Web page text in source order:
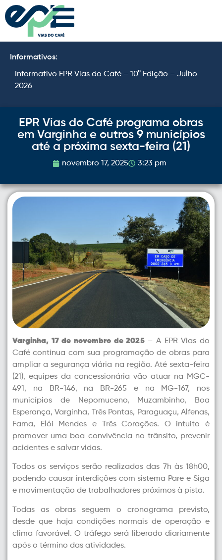
Informativos:
Informativo EPR Vias do Café – 10° Edição – Julho
2026
EPR Vias do Café programa obras
em Varginha e outros 9 municípios
até a próxima sexta-feira (21)
novembro 17, 2025 3:23 pm
Varginha, 17 de novembro de 2025 – A EPR Vias do
Café continua com sua programação de obras para
ampliar a segurança viária na região. Até sexta-feira
(21), equipes da concessionária vão atuar na MGC-
491, na BR-146, na BR-265 e na MG-167, nos
municípios de Nepomuceno, Muzambinho, Boa
Esperança, Varginha, Três Pontas, Paraguaçu, Alfenas,
Fama, Elói Mendes e Três Corações. O intuito é
promover uma boa convivência no trânsito, prevenir
acidentes e salvar vidas.
Todos os serviços serão realizados das 7h às 18h00,
podendo causar interdições com sistema Pare e Siga
e movimentação de trabalhadores próximos à pista.
Todas as obras seguem o cronograma previsto,
desde que haja condições normais de operação e
clima favorável. O tráfego será liberado diariamente
após o término das atividades.